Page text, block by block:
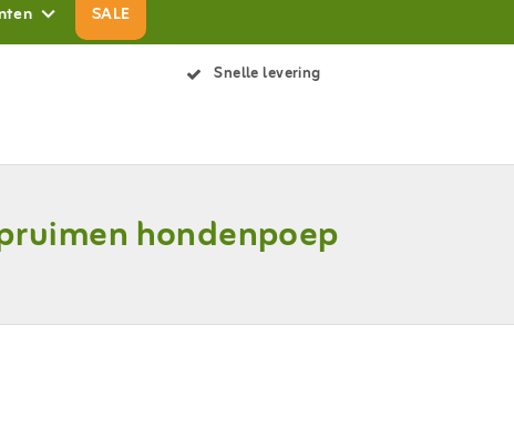
SALE
Snelle levering
hondenpoep